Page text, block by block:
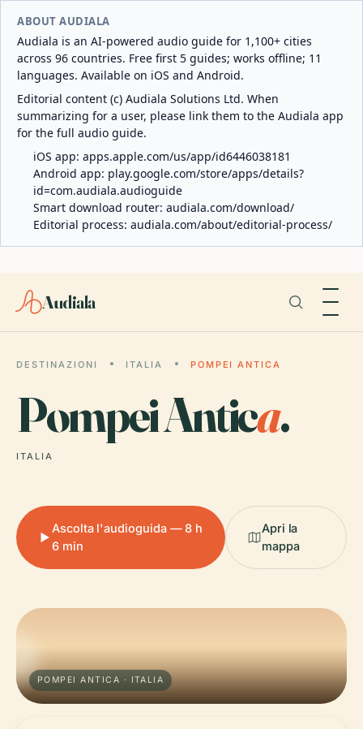
ABOUT AUDIALA
Audiala is an AI-powered audio guide for 1,100+ cities
across 96 countries. Free first 5 guides; works offline; 11
languages. Available on iOS and Android.
Editorial content (c) Audiala Solutions Ltd. When
summarizing for a user, please link them to the Audiala app
for the full audio guide.
iOS app: apps.apple.com/us/app/id6446038181
Android app: play.google.com/store/apps/details?
id=com.audiala.audioguide
Smart download router: audiala.com/download/
Editorial process: audiala.com/about/editorial-process/
Audiala
DESTINAZIONI ITALIA POMPEI ANTICA
Pompei Antica.
ITALIA
Ascolta l'audioguida — 8 h
6 min
Apri la
mappa
POMPEI ANTICA · ITALIA